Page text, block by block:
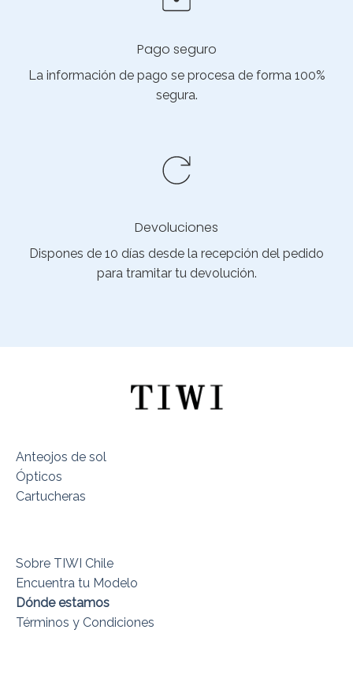
Pago seguro
La información de pago se procesa de forma 100%
segura.
Devoluciones
Dispones de 10 días desde la recepción del pedido
para tramitar tu devolución.
Anteojos de sol
Ópticos
Cartucheras
Sobre TIWI Chile
Encuentra tu Modelo
Dónde estamos
Términos y Condiciones